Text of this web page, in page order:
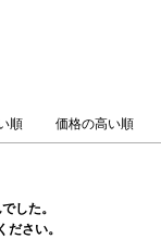
順 価格の高い順
した。
さい。